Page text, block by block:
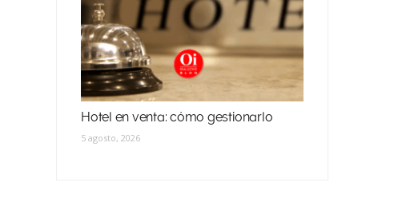
Hotel en venta: cómo gestionarlo
5 agosto, 2026